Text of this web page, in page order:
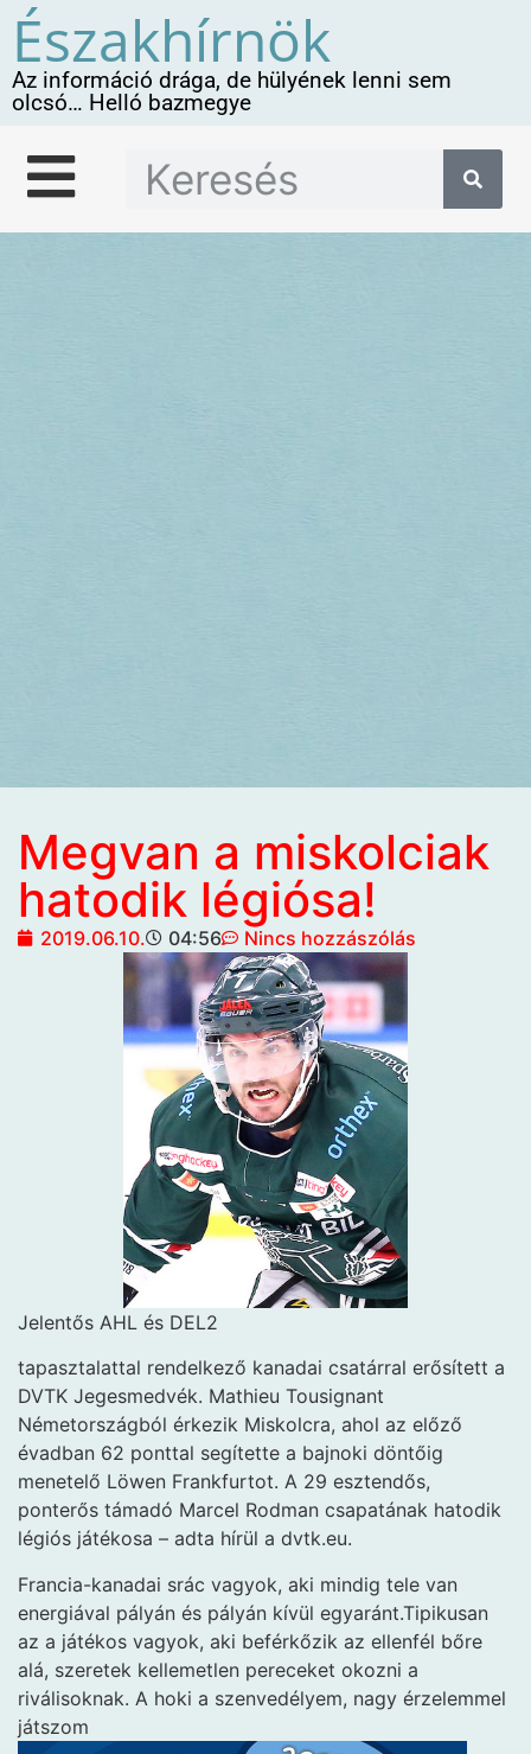
Északhírnök
Az információ drága, de hülyének lenni sem
olcsó… Helló bazmegye
Megvan a miskolciak
hatodik légiósa!
2019.06.10. 04:56 Nincs hozzászólás
Jelentős AHL és DEL2
tapasztalattal rendelkező kanadai csatárral erősített a
DVTK Jegesmedvék. Mathieu Tousignant
Németországból érkezik Miskolcra, ahol az előző
évadban 62 ponttal segítette a bajnoki döntőig
menetelő Löwen Frankfurtot. A 29 esztendős,
ponterős támadó Marcel Rodman csapatának hatodik
légiós játékosa – adta hírül a dvtk.eu.
Francia-kanadai srác vagyok, aki mindig tele van
energiával pályán és pályán kívül egyaránt.Tipikusan
az a játékos vagyok, aki beférkőzik az ellenfél bőre
alá, szeretek kellemetlen pereceket okozni a
riválisoknak. A hoki a szenvedélyem, nagy érzelemmel
játszom